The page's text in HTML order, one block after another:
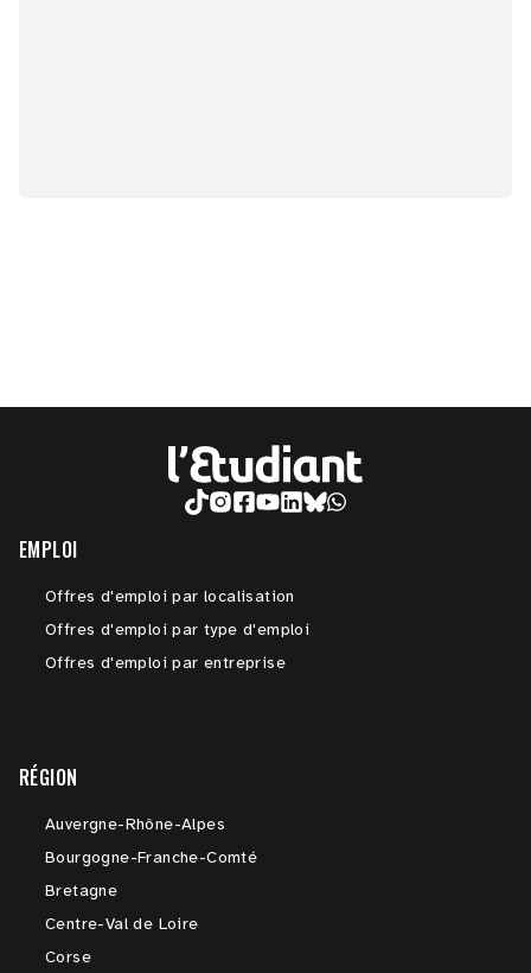
EMPLOI
Offres d'emploi par localisation
Offres d'emploi par type d'emploi
Offres d'emploi par entreprise
RÉGION
Auvergne-Rhône-Alpes
Bourgogne-Franche-Comté
Bretagne
Centre-Val de Loire
Corse